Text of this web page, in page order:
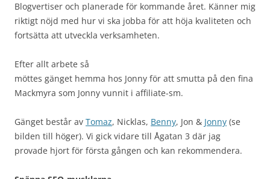
Blogvertiser och planerade för kommande året. Känner mig
riktigt nöjd med hur vi ska jobba för att höja kvaliteten och
fortsätta att utveckla verksamheten.
Efter allt arbete så
möttes gänget hemma hos Jonny för att smutta på den fina
Mackmyra som Jonny vunnit i affiliate-sm.
Gänget består av Tomaz, Nicklas, Benny, Jon & Jonny (se
bilden till höger). Vi gick vidare till Ågatan 3 där jag
provade hjort för första gången och kan rekommendera.